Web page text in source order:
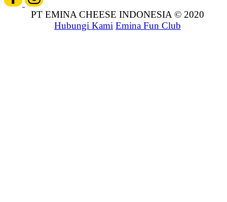
PT EMINA CHEESE INDONESIA © 2020
Hubungi Kami Emina Fun Club